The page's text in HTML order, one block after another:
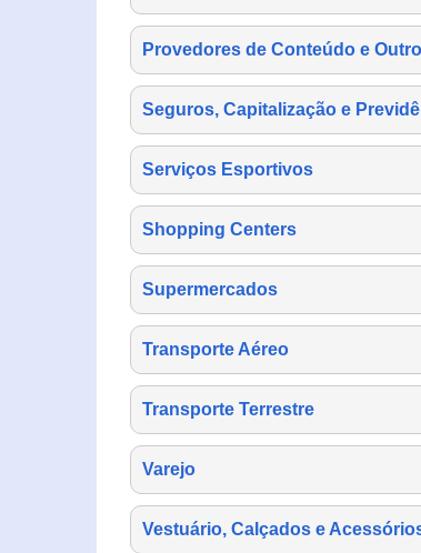
Provedores de Conteúdo e
Seguros, Capitalização e
Serviços Esportivos
Shopping Centers
Supermercados
Transporte Aéreo
Transporte Terrestre
Varejo
Vestuário, Calçados e